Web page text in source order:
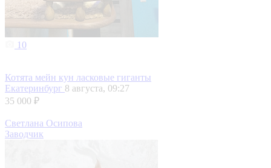
10
Котята мейн кун ласковые гиганты
Екатеринбург 8 августа, 09:27
35 000 ₽
Светлана Осипова
Заводчик